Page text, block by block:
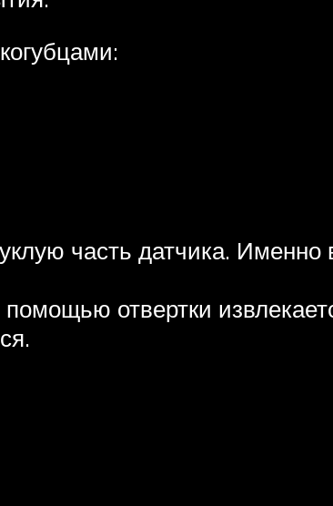
часть датчика. Именно
помощью отвертки